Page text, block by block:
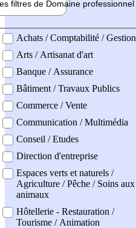
filtres de Domaine professionnel
professionel
Achats / Comptabilité / Gestion
Arts / Artisanat d'art
Banque / Assurance
Bâtiment / Travaux Publics
Commerce / Vente
Communication / Multimédia
Conseil / Etudes
Direction d'entreprise
Espaces verts et naturels /
Agriculture / Pêche / Soins aux
animaux
Hôtellerie - Restauration /
Tourisme / Animation